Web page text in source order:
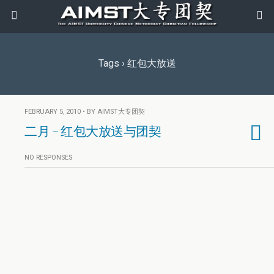
Tags › 红包大放送
FEBRUARY 5, 2010 • BY AIMST大专团契
二月 – 红包大放送与团契
NO RESPONSES